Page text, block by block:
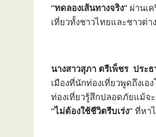
“ทดลองเส้นทางจริง” ผ่านเ
เที่ยวทั้งชาวไทยและชาวต่า
นางสาวสุภา ตรีเพ็ชร ประ
เมืองที่นักท่องเที่ยวพูดถึงเ
ท่องเที่ยวรู้สึกปลอดภัยแม้จ
“ไม่ต้องใช้ชีวิตรีบเร่ง” ที่หา